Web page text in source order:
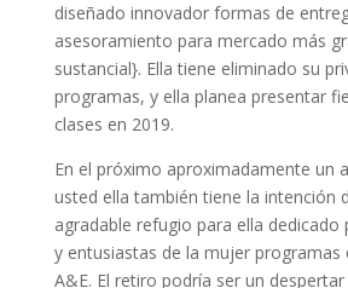
diseñado innovador formas de
asesoramiento para mercado más
sustancial}. Ella tiene eliminado su
programas, y ella planea presentar
clases en 2019.
En el próximo aproximadamente un
usted ella también tiene la intención
agradable refugio para ella dedicado
y entusiastas de la mujer programas
A&E. El retiro podría ser un